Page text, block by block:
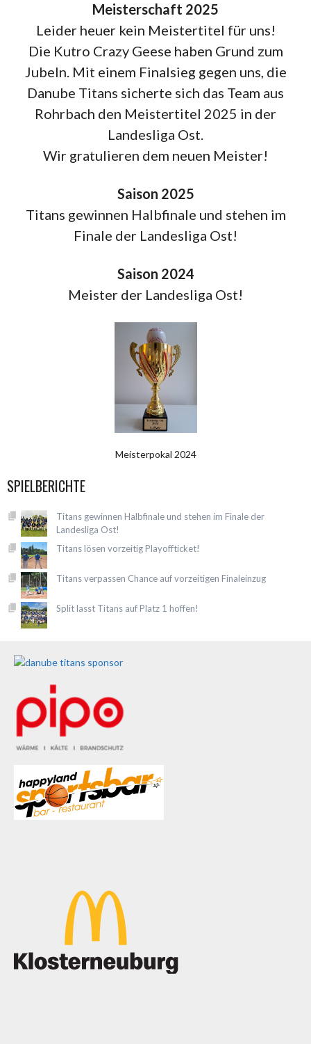
Meisterschaft 2025
Leider heuer kein Meistertitel für uns!
Die Kutro Crazy Geese haben Grund zum
Jubeln. Mit einem Finalsieg gegen uns, die
Danube Titans sicherte sich das Team aus
Rohrbach den Meistertitel 2025 in der
Landesliga Ost.
Wir gratulieren dem neuen Meister!
Saison 2025
Titans gewinnen Halbfinale und stehen im
Finale der Landesliga Ost!
Saison 2024
Meister der Landesliga Ost!
Meisterpokal 2024
SPIELBERICHTE
Titans gewinnen Halbfinale und stehen im Finale der
Landesliga Ost!
Titans lösen vorzeitig Playoffticket!
Titans verpassen Chance auf vorzeitigen Finaleinzug
Split lasst Titans auf Platz 1 hoffen!